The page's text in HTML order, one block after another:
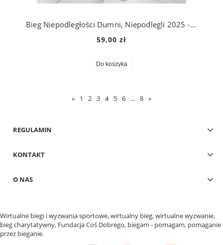
Bieg Niepodległości Dumni, Niepodlegli 2025 - pakiet podstawowy
59,00 zł
Do koszyka
« 1 2 3 4 5 6 ... 8 »
REGULAMIN
KONTAKT
O NAS
Wirtualne biegi i wyzwania sportowe, wirtualny bieg, wirtualne wyzwanie,
bieg charytatywny, Fundacja Coś Dobrego, biegam - pomagam, pomaganie
przez bieganie.